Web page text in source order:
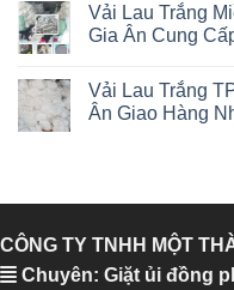
Vải Lau Trắng
Gia Ân Cung
Vải Lau Trắng
Ân Giao Hàng
CÔNG TY TNHH MỘT
Chuyên: Giặt ủi đồng